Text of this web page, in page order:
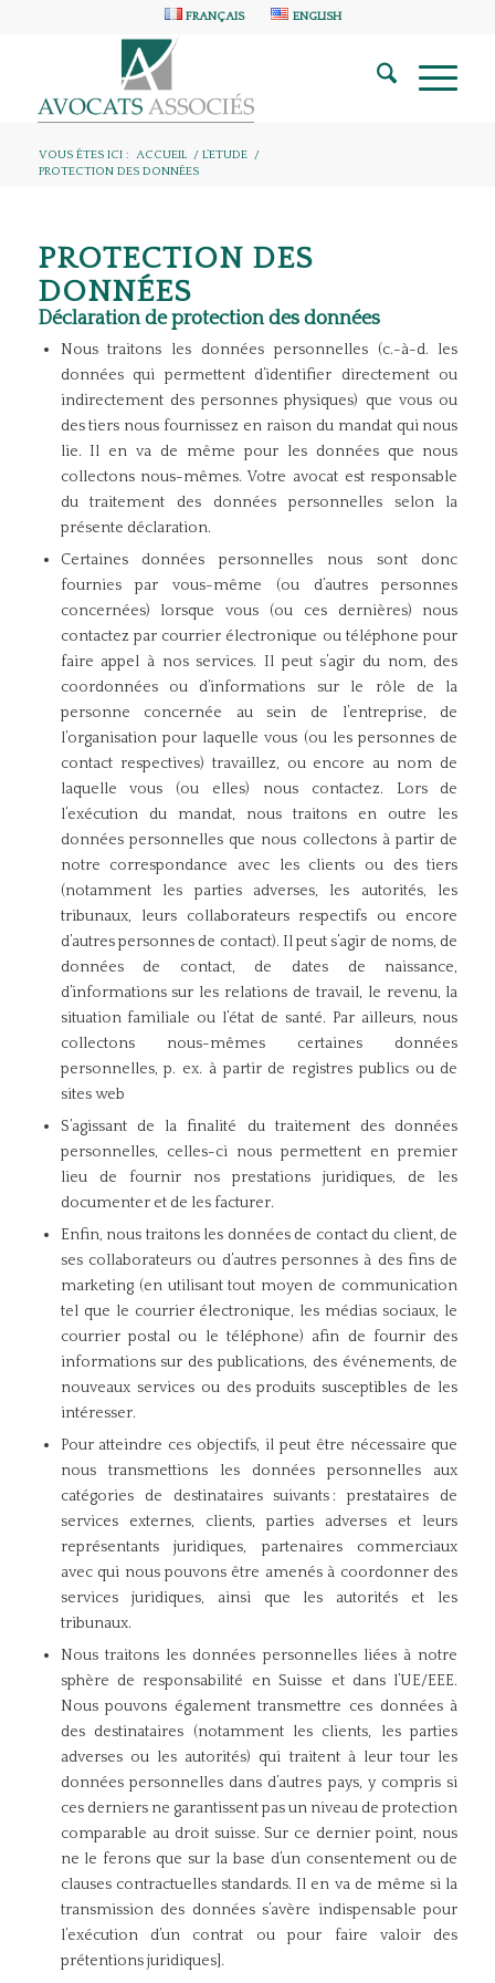
FRANÇAIS ENGLISH
VOUS ÊTES ICI : ACCUEIL / L’ETUDE
/
PROTECTION DES DONNÉES
PROTECTION DES
DONNÉES
Déclaration de protection des données
Nous traitons les données personnelles (c.-à-d. les
données qui permettent d’identifier directement ou
indirectement des personnes physiques) que vous ou
des tiers nous fournissez en raison du mandat qui nous
lie. Il en va de même pour les données que nous
collectons nous-mêmes. Votre avocat est responsable
du traitement des données personnelles selon la
présente déclaration.
Certaines données personnelles nous sont donc
fournies par vous-même (ou d’autres personnes
concernées) lorsque vous (ou ces dernières) nous
contactez par courrier électronique ou téléphone pour
faire appel à nos services. Il peut s’agir du nom, des
coordonnées ou d’informations sur le rôle de la
personne concernée au sein de l’entreprise, de
l’organisation pour laquelle vous (ou les personnes de
contact respectives) travaillez, ou encore au nom de
laquelle vous (ou elles) nous contactez. Lors de
l’exécution du mandat, nous traitons en outre les
données personnelles que nous collectons à partir de
notre correspondance avec les clients ou des tiers
(notamment les parties adverses, les autorités, les
tribunaux, leurs collaborateurs respectifs ou encore
d’autres personnes de contact). Il peut s’agir de noms, de
données de contact, de dates de naissance,
d’informations sur les relations de travail, le revenu, la
situation familiale ou l’état de santé. Par ailleurs, nous
collectons nous-mêmes certaines données
personnelles, p. ex. à partir de registres publics ou de
sites web
S’agissant de la finalité du traitement des données
personnelles, celles-ci nous permettent en premier
lieu de fournir nos prestations juridiques, de les
documenter et de les facturer.
Enfin, nous traitons les données de contact du client, de
ses collaborateurs ou d’autres personnes à des fins de
marketing (en utilisant tout moyen de communication
tel que le courrier électronique, les médias sociaux, le
courrier postal ou le téléphone) afin de fournir des
informations sur des publications, des événements, de
nouveaux services ou des produits susceptibles de les
intéresser.
Pour atteindre ces objectifs, il peut être nécessaire que
nous transmettions les données personnelles aux
catégories de destinataires suivants : prestataires de
services externes, clients, parties adverses et leurs
représentants juridiques, partenaires commerciaux
avec qui nous pouvons être amenés à coordonner des
services juridiques, ainsi que les autorités et les
tribunaux.
Nous traitons les données personnelles liées à notre
sphère de responsabilité en Suisse et dans l’UE/EEE.
Nous pouvons également transmettre ces données à
des destinataires (notamment les clients, les parties
adverses ou les autorités) qui traitent à leur tour les
données personnelles dans d’autres pays, y compris si
ces derniers ne garantissent pas un niveau de protection
comparable au droit suisse. Sur ce dernier point, nous
ne le ferons que sur la base d’un consentement ou de
clauses contractuelles standards. Il en va de même si la
transmission des données s’avère indispensable pour
l’exécution d’un contrat ou pour faire valoir des
prétentions juridiques].